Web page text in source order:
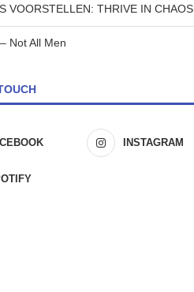
VOORSTELLEN: THRIVE IN CHAOS
Not All Men
INSTAGRAM